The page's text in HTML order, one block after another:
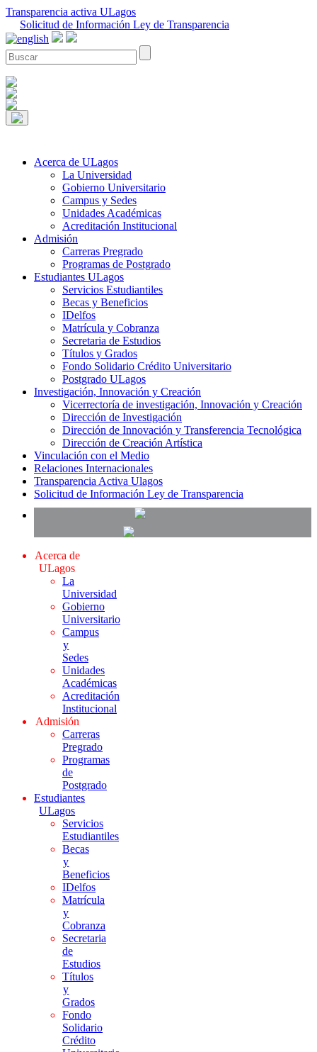
Transparencia activa ULagos
Solicitud de Información Ley de Transparencia
Acerca de ULagos
La Universidad
Gobierno Universitario
Campus y Sedes
Unidades Académicas
Acreditación Institucional
Admisión
Carreras Pregrado
Programas de Postgrado
Estudiantes ULagos
Servicios Estudiantiles
Becas y Beneficios
IDelfos
Matrícula y Cobranza
Secretaria de Estudios
Títulos y Grados
Fondo Solidario Crédito Universitario
Postgrado ULagos
Investigación, Innovación y Creación
Vicerrectoría de investigación, Innovación y Creación
Dirección de Investigación
Dirección de Innovación y Transferencia Tecnológica
Dirección de Creación Artística
Vinculación con el Medio
Relaciones Internacionales
Transparencia Activa Ulagos
Solicitud de Información Ley de Transparencia
Acerca de
ULagos
La
Universidad
Gobierno
Universitario
Campus
y
Sedes
Unidades
Académicas
Acreditación
Institucional
Admisión
Carreras
Pregrado
Programas
de
Postgrado
Estudiantes
ULagos
Servicios
Estudiantiles
Becas
y
Beneficios
IDelfos
Matrícula
y
Cobranza
Secretaria
de
Estudios
Títulos
y
Grados
Fondo
Solidario
Crédito